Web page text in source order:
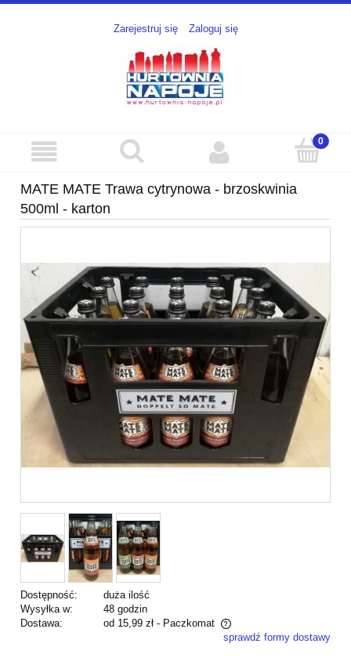
Zarejestruj się Zaloguj się
MATE MATE Trawa cytrynowa - brzoskwinia
500ml - karton
Dostępność:
duża ilość
Wysyłka w:
48 godzin
Dostawa:
od 15,99 zł - Paczkomat
Cena nie zawiera ewentualnych kosztów płatnościsprawdź formy dostawy